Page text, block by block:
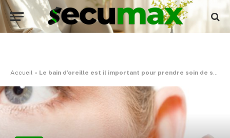
Accueil » Le bain d’oreille est il important pour prendre soin de ses oreilles ?